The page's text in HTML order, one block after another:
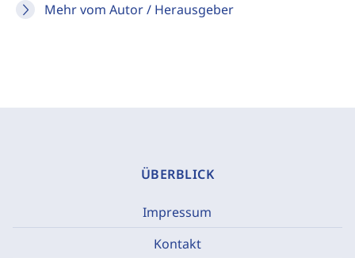
Mehr vom Autor / Herausgeber
ÜBERBLICK
Impressum
Kontakt